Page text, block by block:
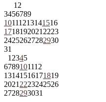
1 2
3456789
10111213141516
1718192021 2223
24252627282930
31
1 2345
6789101112
13141516171819
2021 2223242526
2728293031